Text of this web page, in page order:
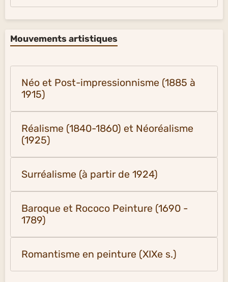
Mouvements artistiques
Néo et Post-impressionnisme (1885 à
1915)
Réalisme (1840-1860) et Néoréalisme
(1925)
Surréalisme (à partir de 1924)
Baroque et Rococo Peinture (1690 -
1789)
Romantisme en peinture (XIXe s.)